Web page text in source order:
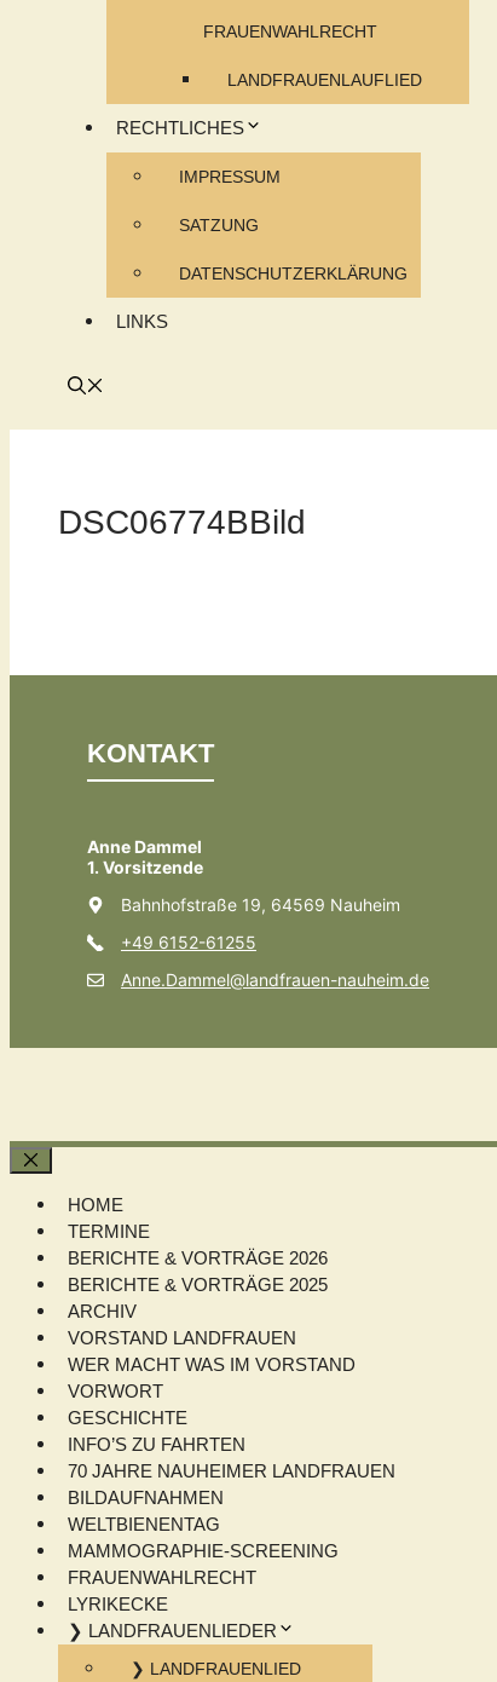
FRAUENWAHLRECHT
LANDFRAUENLAUFLIED
RECHTLICHES
IMPRESSUM
SATZUNG
DATENSCHUTZERKLÄRUNG
LINKS
DSC06774BBild
KONTAKT
Anne Dammel
1. Vorsitzende
Bahnhofstraße 19, 64569 Nauheim
+49 6152-61255
Anne.Dammel@landfrauen-nauheim.de
Schließen
HOME
TERMINE
BERICHTE & VORTRÄGE 2026
BERICHTE & VORTRÄGE 2025
ARCHIV
VORSTAND LANDFRAUEN
WER MACHT WAS IM VORSTAND
VORWORT
GESCHICHTE
INFO’S ZU FAHRTEN
70 JAHRE NAUHEIMER LANDFRAUEN
BILDAUFNAHMEN
WELTBIENENTAG
MAMMOGRAPHIE-SCREENING
FRAUENWAHLRECHT
LYRIKECKE
❯ LANDFRAUENLIEDER
❯ LANDFRAUENLIED